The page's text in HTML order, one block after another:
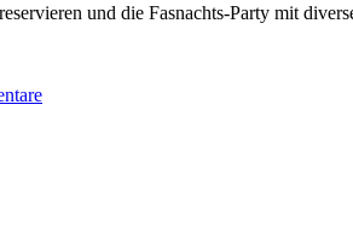
und die Fasnachts-Party mit